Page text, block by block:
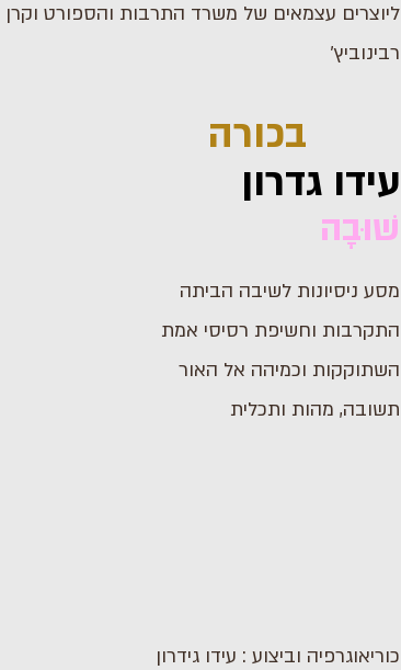
ליוצרים עצמאים של משרד התרבות והספורט וקרן
רבינוביץ׳
עידו גדרון
שׁוּבָה
מסע ניסיונות לשיבה הביתה
התקרבות וחשיפת רסיסי אמת
השתוקקות וכמיהה אל האור
תשובה, מהות ותכלית
בכורה
כוריאוגרפיה וביצוע : עידו גידרון